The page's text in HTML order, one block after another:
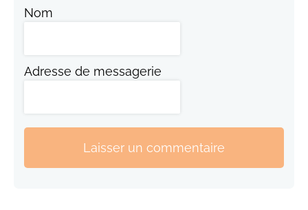
Nom
Adresse de messagerie
Laisser un commentaire